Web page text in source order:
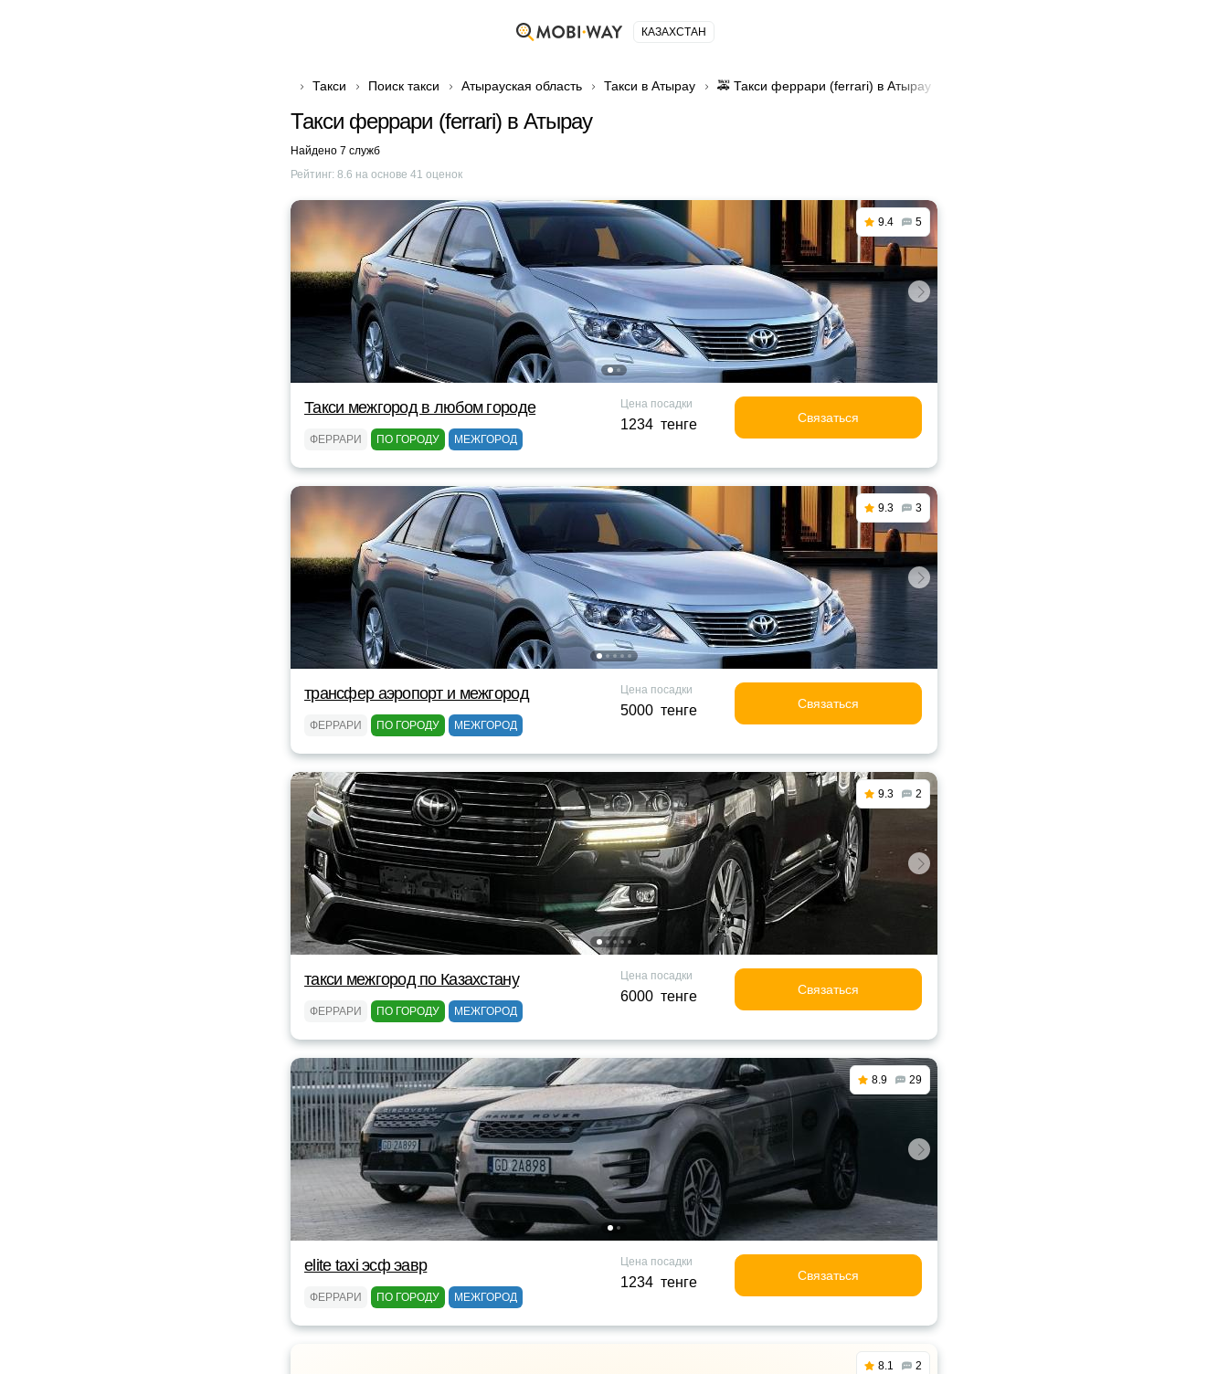
КАЗАХСТАН
Такси Поиск такси Атырауская область Такси в Атырау 🚕 Такси феррари (ferrari) в Атырау
Такси феррари (ferrari) в Атырау
Найдено 7 служб
Рейтинг: 8.6 на основе 41 оценок
9.4 5
Такси межгород в любом городе
ФЕРРАРИ ПО ГОРОДУ МЕЖГОРОД
Цена посадки
1234 тенге Связаться
9.3 3
трансфер аэропорт и межгород
ФЕРРАРИ ПО ГОРОДУ МЕЖГОРОД
Цена посадки
5000 тенге Связаться
9.3 2
такси межгород по Казахстану
ФЕРРАРИ ПО ГОРОДУ МЕЖГОРОД
Цена посадки
6000 тенге Связаться
8.9 29
elite taxi эсф эавр
ФЕРРАРИ ПО ГОРОДУ МЕЖГОРОД
Цена посадки
1234 тенге Связаться
8.1 2